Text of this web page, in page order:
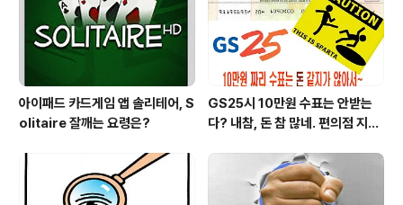
아이패드 카드게임 앱 솔리테어, S
olitaire 잘깨는 요령은?
GS25시 10만원 수표는 안받는
다? 내참, 돈 참 많네. 편의점 지에